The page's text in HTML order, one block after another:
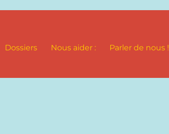
Dossiers Nous aider : Parler de nous !